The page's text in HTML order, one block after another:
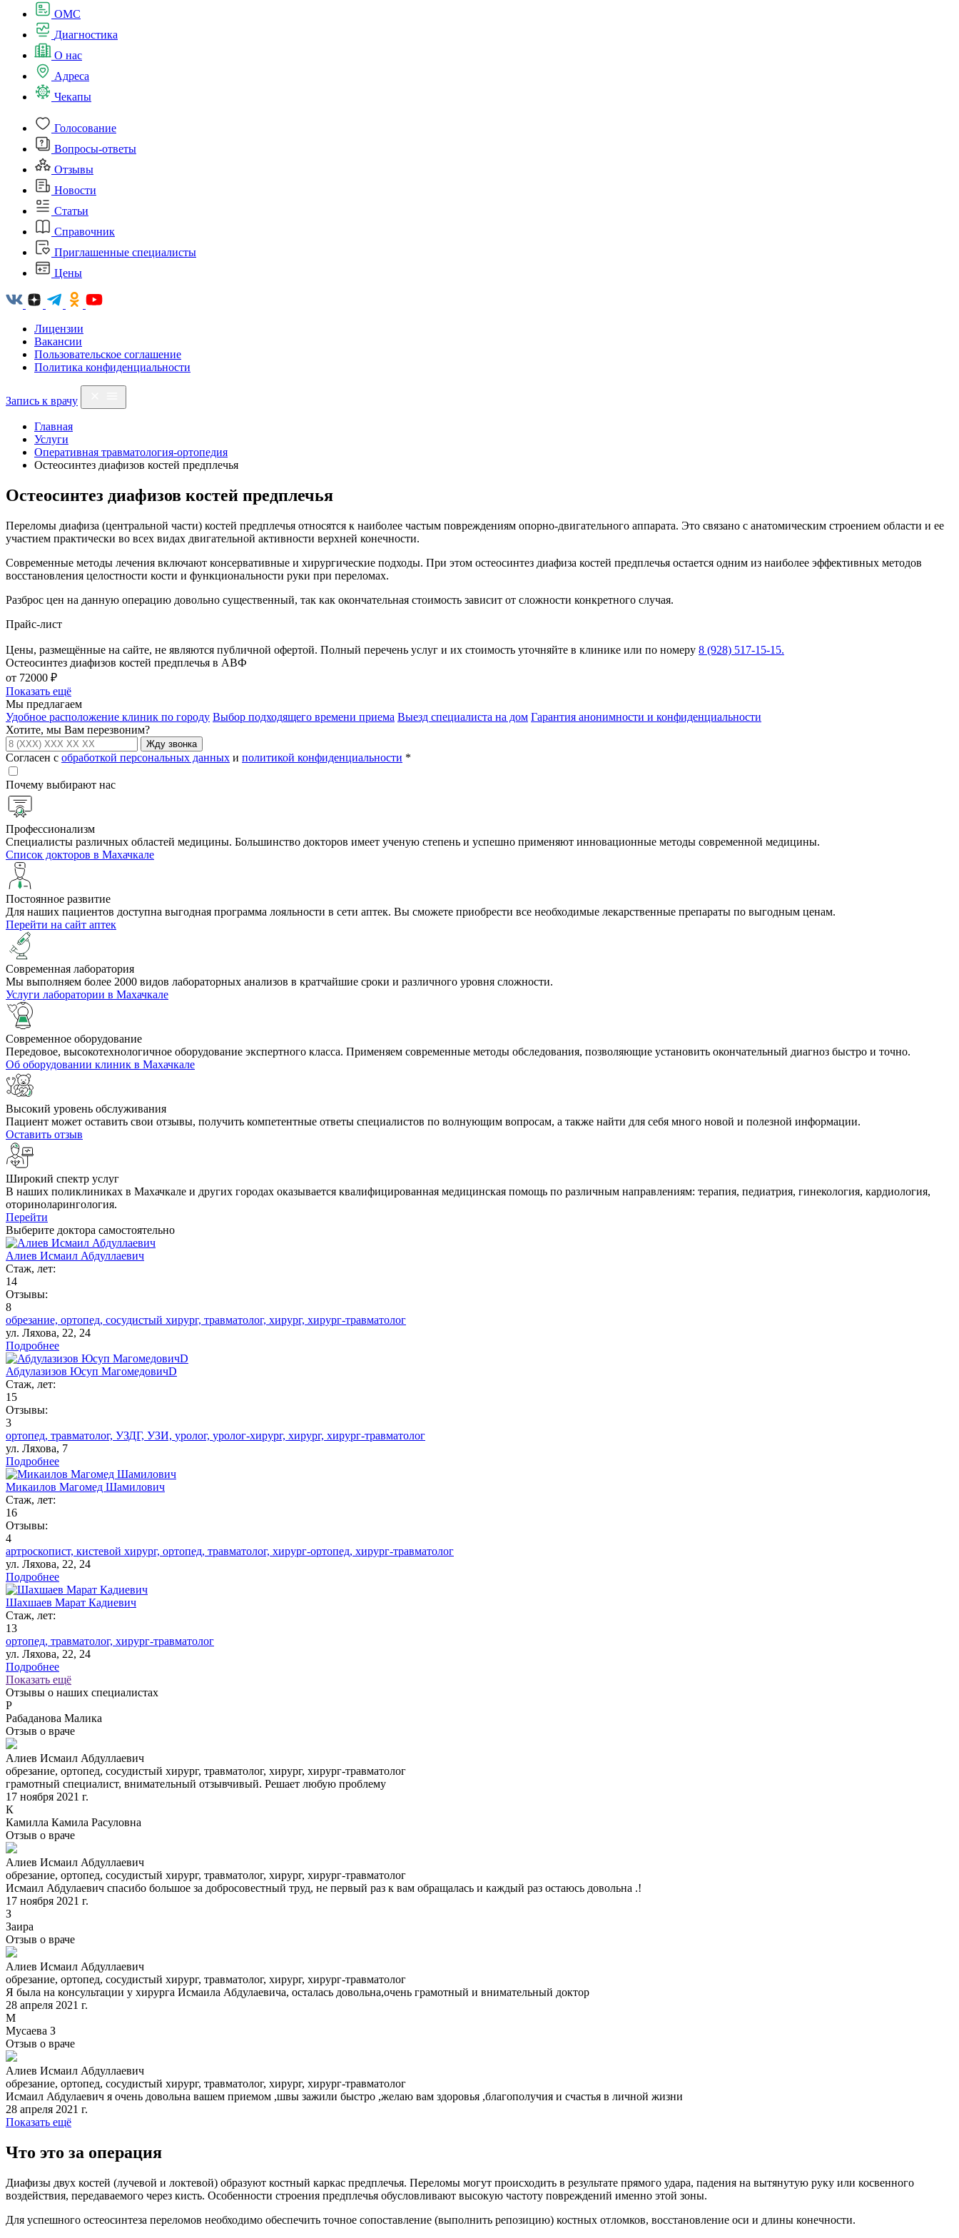
ОМС
Диагностика
О нас
Адреса
Чекапы
Голосование
Вопросы-ответы
Отзывы
Новости
Статьи
Справочник
Приглашенные специалисты
Цены
Лицензии
Вакансии
Пользовательское соглашение
Политика конфиденциальности
Запись к врачу
Главная
Услуги
Оперативная травматология-ортопедия
Остеосинтез диафизов костей предплечья
Остеосинтез диафизов костей предплечья
Переломы диафиза (центральной части) костей предплечья относятся к наиболее частым повреждениям опорно-двигательного аппарата. Это связано с анатомическим строением области и ее
участием практически во всех видах двигательной активности верхней конечности.
Современные методы лечения включают консервативные и хирургические подходы. При этом остеосинтез диафиза костей предплечья остается одним из наиболее эффективных методов
восстановления целостности кости и функциональности руки при переломах.
Разброс цен на данную операцию довольно существенный, так как окончательная стоимость зависит от сложности конкретного случая.
Прайс-лист
Цены, размещённые на сайте, не являются публичной офертой. Полный перечень услуг и их стоимость уточняйте в клинике или по номеру 8 (928) 517-15-15.
Остеосинтез диафизов костей предплечья в АВФ
от 72000 ₽
Показать ещё
Мы предлагаем
Удобное расположение клиник по городу Выбор подходящего времени приема Выезд специалиста на дом Гарантия анонимности и конфиденциальности
Хотите, мы Вам перезвоним?
Жду звонка
Согласен с обработкой персональных данных и политикой конфиденциальности *
Почему выбирают нас
Профессионализм
Специалисты различных областей медицины. Большинство докторов имеет ученую степень и успешно применяют инновационные методы современной медицины.
Список докторов в Махачкале
Постоянное развитие
Для наших пациентов доступна выгодная программа лояльности в сети аптек. Вы сможете приобрести все необходимые лекарственные препараты по выгодным ценам.
Перейти на сайт аптек
Cовременная лаборатория
Мы выполняем более 2000 видов лабораторных анализов в кратчайшие сроки и различного уровня сложности.
Услуги лаборатории в Махачкале
Современное оборудование
Передовое, высокотехнологичное оборудование экспертного класса. Применяем современные методы обследования, позволяющие установить окончательный диагноз быстро и точно.
Об оборудовании клиник в Махачкале
Высокий уровень обслуживания
Пациент может оставить свои отзывы, получить компетентные ответы специалистов по волнующим вопросам, а также найти для себя много новой и полезной информации.
Оставить отзыв
Широкий спектр услуг
В наших поликлиниках в Махачкале и других городах оказывается квалифицированная медицинская помощь по различным направлениям: терапия, педиатрия, гинекология, кардиология,
оториноларингология.
Перейти
Выберите доктора самостоятельно
Алиев Исмаил Абдуллаевич
Стаж, лет:
14
Отзывы:
8
обрезание, ортопед, сосудистый хирург, травматолог, хирург, хирург-травматолог
ул. Ляхова, 22, 24
Подробнее
Абдулазизов Юсуп МагомедовичD
Стаж, лет:
15
Отзывы:
3
ортопед, травматолог, УЗДГ, УЗИ, уролог, уролог-хирург, хирург, хирург-травматолог
ул. Ляхова, 7
Подробнее
Микаилов Магомед Шамилович
Стаж, лет:
16
Отзывы:
4
артроскопист, кистевой хирург, ортопед, травматолог, хирург-ортопед, хирург-травматолог
ул. Ляхова, 22, 24
Подробнее
Шахшаев Марат Кадиевич
Стаж, лет:
13
ортопед, травматолог, хирург-травматолог
ул. Ляхова, 22, 24
Подробнее
Показать ещё
Отзывы о наших специалистах
Р
Рабаданова Малика
Отзыв о враче
Алиев Исмаил Абдуллаевич
обрезание, ортопед, сосудистый хирург, травматолог, хирург, хирург-травматолог
грамотный специалист, внимательный отзывчивый. Решает любую проблему
17 ноября 2021 г.
К
Камилла Камила Расуловна
Отзыв о враче
Алиев Исмаил Абдуллаевич
обрезание, ортопед, сосудистый хирург, травматолог, хирург, хирург-травматолог
Исмаил Абдулаевич спасибо большое за добросовестный труд, не первый раз к вам обращалась и каждый раз остаюсь довольна .!
17 ноября 2021 г.
З
Заира
Отзыв о враче
Алиев Исмаил Абдуллаевич
обрезание, ортопед, сосудистый хирург, травматолог, хирург, хирург-травматолог
Я была на консультации у хирурга Исмаила Абдулаевича, осталась довольна,очень грамотный и внимательный доктор
28 апреля 2021 г.
М
Мусаева З
Отзыв о враче
Алиев Исмаил Абдуллаевич
обрезание, ортопед, сосудистый хирург, травматолог, хирург, хирург-травматолог
Исмаил Абдулаевич я очень довольна вашем приемом ,швы зажили быстро ,желаю вам здоровья ,благополучия и счастья в личной жизни
28 апреля 2021 г.
Показать ещё
Что это за операция
Диафизы двух костей (лучевой и локтевой) образуют костный каркас предплечья. Переломы могут происходить в результате прямого удара, падения на вытянутую руку или косвенного
воздействия, передаваемого через кисть. Особенности строения предплечья обусловливают высокую частоту повреждений именно этой зоны.
Для успешного остеосинтеза переломов необходимо обеспечить точное сопоставление (выполнить репозицию) костных отломков, восстановление оси и длины конечности.